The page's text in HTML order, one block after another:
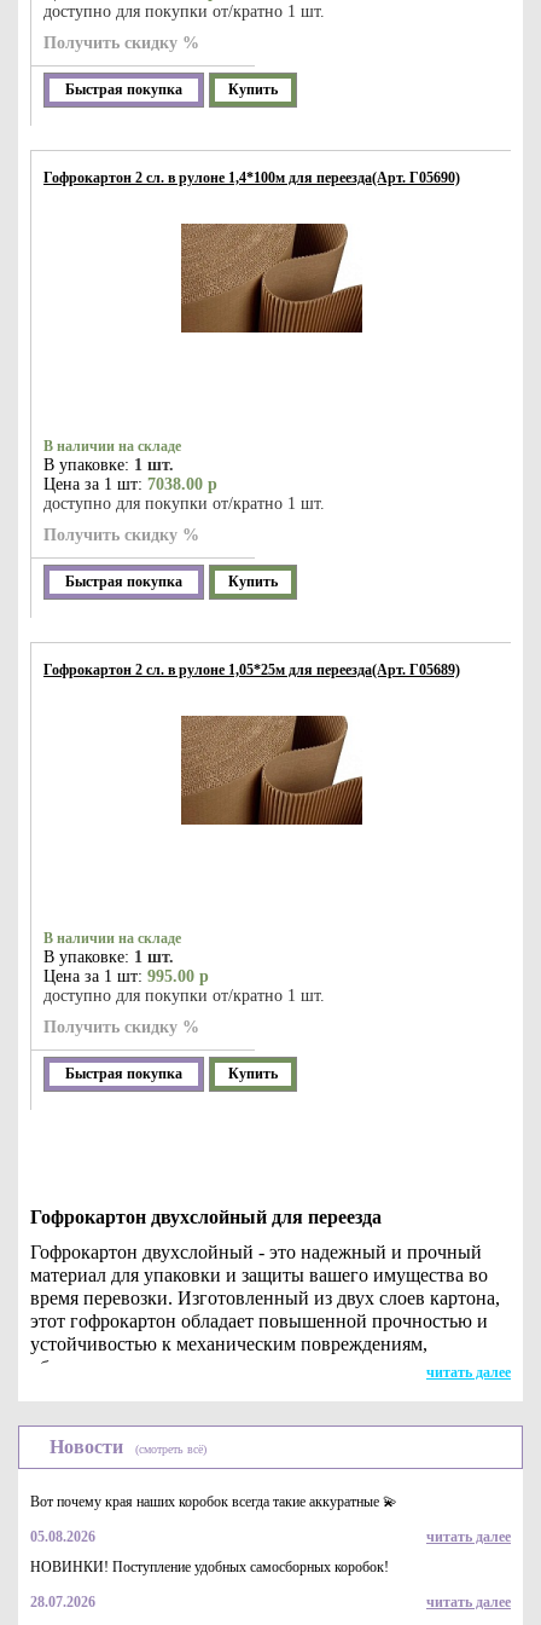
доступно для покупки от/кратно 1 шт.
Получить скидку %
Быстрая покупка Купить
Гофрокартон 2 сл. в рулоне 1,4*100м для переезда(Арт. Г05690)
В наличии на складе
В упаковке: 1 шт.
Цена за 1 шт: 7038.00 р
доступно для покупки от/кратно 1 шт.
Получить скидку %
Быстрая покупка Купить
Гофрокартон 2 сл. в рулоне 1,05*25м для переезда(Арт. Г05689)
В наличии на складе
В упаковке: 1 шт.
Цена за 1 шт: 995.00 р
доступно для покупки от/кратно 1 шт.
Получить скидку %
Быстрая покупка Купить
Гофрокартон двухслойный для переезда
Гофрокартон двухслойный - это надежный и прочный
материал для упаковки и защиты вашего имущества во
время перевозки. Изготовленный из двух слоев картона,
этот гофрокартон обладает повышенной прочностью и
устойчивостью к механическим повреждениям,
обеспечивая надежную защиту вашего имущества от
Преимущества двухслойного гофрокартона для
переезда:
Прочная защита: двухслойная конструкция
гофрокартона обеспечивает надежную защиту вашего
имущества от ударов и внешних воздействий во время
перевозки.
Простота использования: легко складывается и
формируется в коробки различных размеров,
читать далее
Новости (смотреть всё)
Вот почему края наших коробок всегда такие аккуратные 💫
05.08.2026
читать далее
НОВИНКИ! Поступление удобных самосборных коробок!
28.07.2026
читать далее